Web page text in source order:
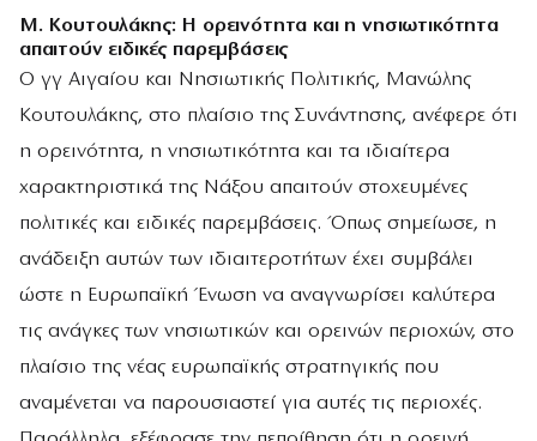
Μ. Κουτουλάκης: Η ορεινότητα και η νησιωτικότητα
απαιτούν ειδικές παρεμβάσεις
Ο γγ Αιγαίου και Νησιωτικής Πολιτικής, Μανώλης
Κουτουλάκης, στο πλαίσιο της Συνάντησης, ανέφερε ότι
η ορεινότητα, η νησιωτικότητα και τα ιδιαίτερα
χαρακτηριστικά της Νάξου απαιτούν στοχευμένες
πολιτικές και ειδικές παρεμβάσεις. Όπως σημείωσε, η
ανάδειξη αυτών των ιδιαιτεροτήτων έχει συμβάλει
ώστε η Ευρωπαϊκή Ένωση να αναγνωρίσει καλύτερα
τις ανάγκες των νησιωτικών και ορεινών περιοχών, στο
πλαίσιο της νέας ευρωπαϊκής στρατηγικής που
αναμένεται να παρουσιαστεί για αυτές τις περιοχές.